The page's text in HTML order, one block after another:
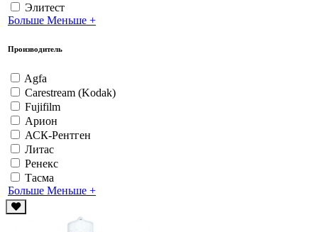
Элитест
Больше Меньше +
Производитель
Agfa
Carestream (Kodak)
Fujifilm
Арион
АСК-Рентген
Литас
Ренекс
Тасма
Больше Меньше +